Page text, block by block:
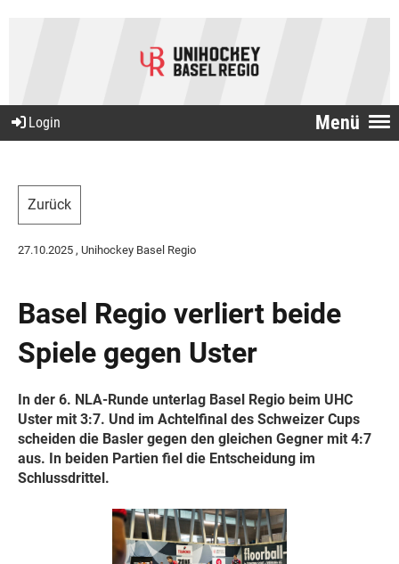
Menü
Login
Zurück
27.10.2025 , Unihockey Basel Regio
Basel Regio verliert beide
Spiele gegen Uster
In der 6. NLA-Runde unterlag Basel Regio beim UHC
Uster mit 3:7. Und im Achtelfinal des Schweizer Cups
scheiden die Basler gegen den gleichen Gegner mit 4:7
aus. In beiden Partien fiel die Entscheidung im
Schlussdrittel.